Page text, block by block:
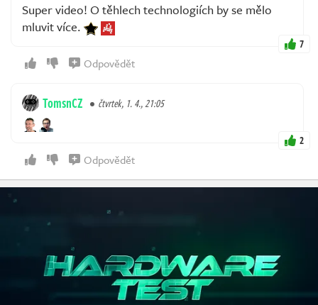
Super video! O těhlech technologiích by se mělo
mluvit více.
7
Odpovědět
TomsnCZ čtvrtek, 1. 4., 21:05
2
Odpovědět